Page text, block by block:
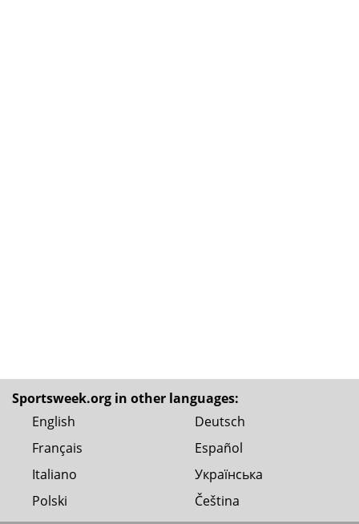
Sportsweek.org in other languages:
English
Deutsch
Français
Español
Italiano
Українська
Polski
Čeština